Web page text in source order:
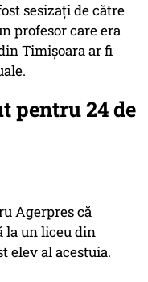
sesizaţi de către
profesor care era
Timişoara ar fi
pentru 24 de
Agerpres că
la un liceu din
elev al acestuia.